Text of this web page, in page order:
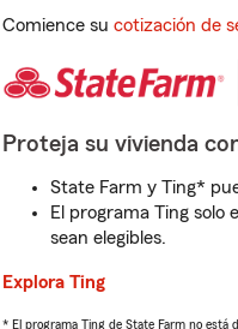
Comience su cotización de
Proteja su vivienda
State Farm y Ting*
El programa Ting solo
sean elegibles.
Explora Ting
* El programa Ting de State Farm no está